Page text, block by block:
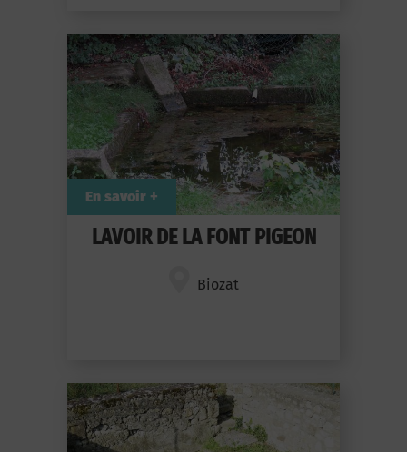
LAVOIR DE LA FONT PIGEON
Biozat
En savoir +